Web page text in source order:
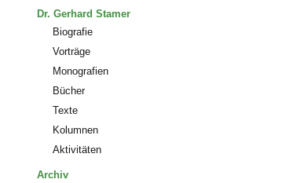
Dr. Gerhard Stamer
Biografie
Vorträge
Monografien
Bücher
Texte
Kolumnen
Aktivitäten
Archiv